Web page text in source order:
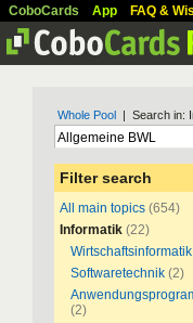
CoboCards App FAQ &
Whole Pool | Search in:
Filter search
All main topics (654)
Informatik (22)
Wirtschaftsinformatik
Softwaretechnik (2)
(2)